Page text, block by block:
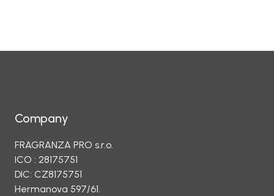
Company
FRAGRANZA PRO s.r.o.
ICO : 28175751
DIC: CZ8175751
Hermanova 597/61.